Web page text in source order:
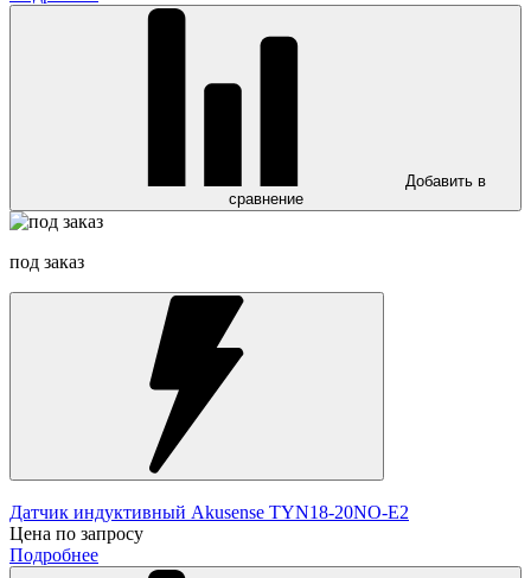
Добавить в
сравнение
под заказ
Датчик индуктивный Akusense TYN18-20NO-E2
Цена по запросу
Подробнее